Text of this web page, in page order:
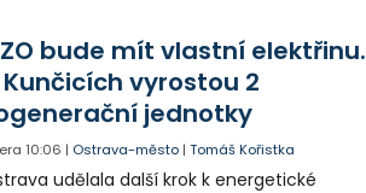
bude mít vlastní elektřinu.
Kunčicích vyrostou 2
jednotky
10:06 | Ostrava-město |Tomáš Kořistka
udělala další krok k energetické